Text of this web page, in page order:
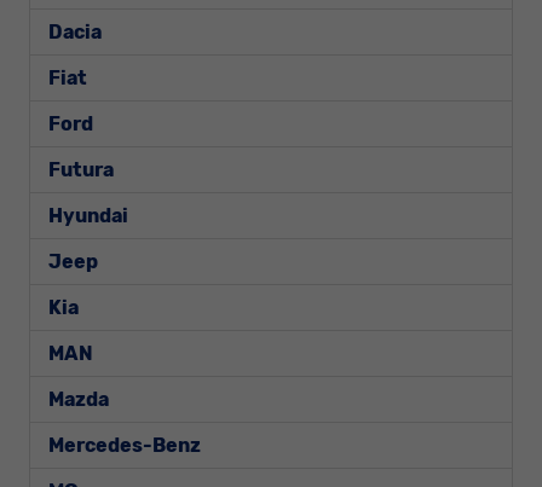
Dacia
Fiat
Ford
Futura
Hyundai
Jeep
Kia
MAN
Mazda
Mercedes-Benz